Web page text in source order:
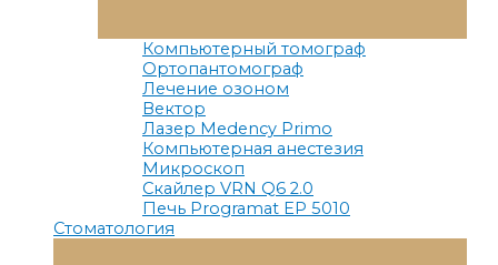
Меню
Компьютерный томограф
Ортопантомограф
Лечение озоном
Вектор
Лазер Medency Primo
Компьютерная анестезия
Микроскоп
Скайлер VRN Q6 2.0
Печь Programat EP 5010
Стоматология